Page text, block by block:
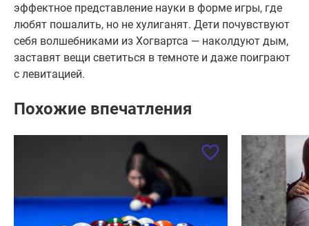
эффектное представление науки в форме игры, где
любят пошалить, но не хулиганят. Дети почувствуют
себя волшебниками из Хогвартса — наколдуют дым,
заставят вещи светиться в темноте и даже поиграют
с левитацией.
Похожие впечатления